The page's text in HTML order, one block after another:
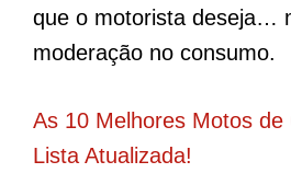
que o motorista deseja…
moderação no consumo.
As 10 Melhores Motos de
Lista Atualizada!